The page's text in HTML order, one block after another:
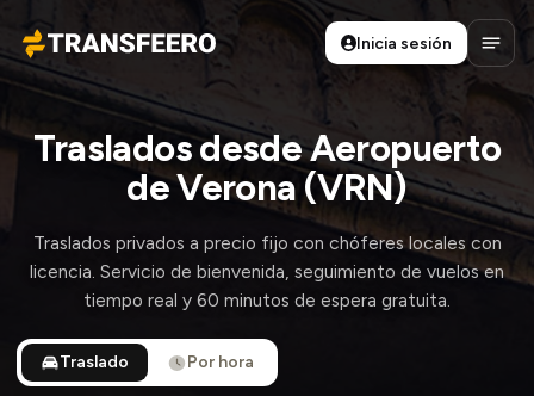
Transfeero
Inicia sesión
Abrir
Traslados desde Aeropuerto
de Verona (VRN)
Traslados privados a precio fijo con chóferes locales con
licencia. Servicio de bienvenida, seguimiento de vuelos en
tiempo real y 60 minutos de espera gratuita.
Traslado Por hora